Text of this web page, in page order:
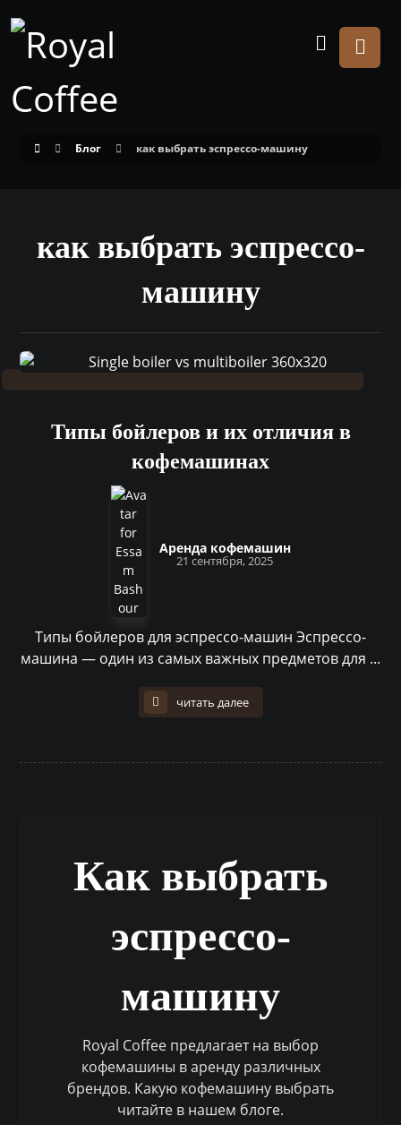
Блог как выбрать эспрессо-машину
как выбрать эспрессо-
машину
Типы бойлеров и их отличия в
кофемашинах
Аренда кофемашин
21 сентября, 2025
Типы бойлеров для эспрессо-машин Эспрессо-
машина — один из самых важных предметов для ...
читать далее
Как выбрать
эспрессо-
машину
Royal Coffee предлагает на выбор
кофемашины в аренду различных
брендов. Какую кофемашину выбрать
читайте в нашем блоге.